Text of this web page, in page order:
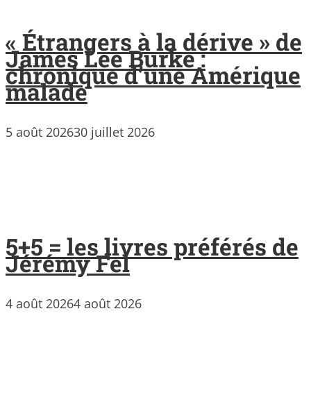
« Étrangers à la dérive » de
James Lee Burke :
chronique d’une Amérique
malade
5 août 202630 juillet 2026
5+5 = les livres préférés de
Jérémy Fel
4 août 20264 août 2026